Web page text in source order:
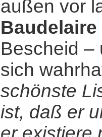
außen vor
Baudelaire
Bescheid ‒
sich
schönste
ist, daß er